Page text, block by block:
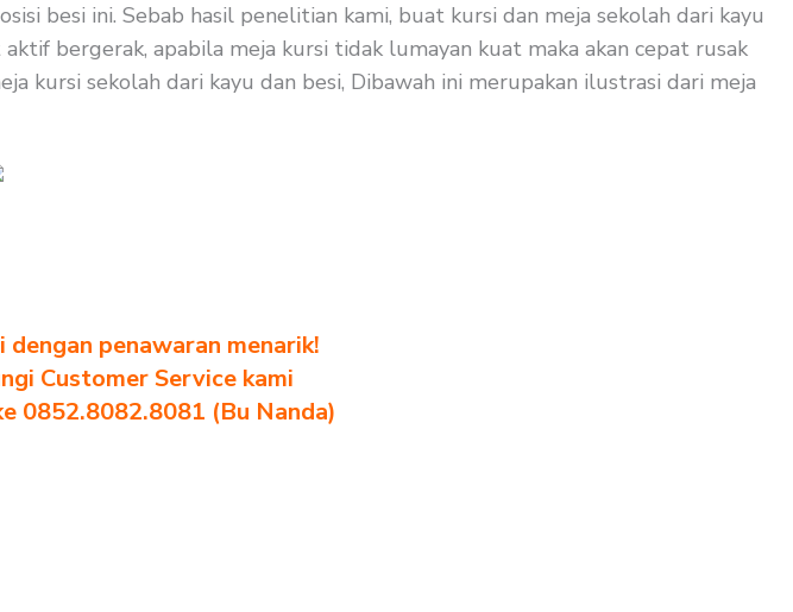
besi ini. Sebab hasil penelitian kami, buat kursi dan meja sekolah dari kayu
bergerak, apabila meja kursi tidak lumayan kuat maka akan cepat rusak
kursi sekolah dari kayu dan besi, Dibawah ini merupakan ilustrasi dari meja
penawaran menarik!
Customer Service kami
0852.8082.8081 (Bu Nanda)